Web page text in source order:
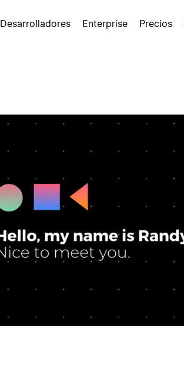
Desarrolladores Enterprise Precios